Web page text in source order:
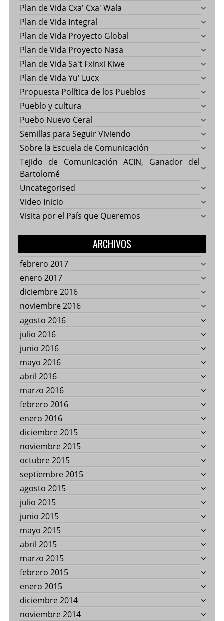
Plan de Vida Cxa' Cxa' Wala
Plan de Vida Integral
Plan de Vida Proyecto Global
Plan de Vida Proyecto Nasa
Plan de Vida Sa't Fxinxi Kiwe
Plan de Vida Yu' Lucx
Propuesta Política de los Pueblos
Pueblo y cultura
Puebo Nuevo Ceral
Semillas para Seguir Viviendo
Sobre la Escuela de Comunicación
Tejido de Comunicación ACIN, Ganador del
Bartolomé
Uncategorised
Video Inicio
Visita por el País que Queremos
ARCHIVOS
febrero 2017
enero 2017
diciembre 2016
noviembre 2016
agosto 2016
julio 2016
junio 2016
mayo 2016
abril 2016
marzo 2016
febrero 2016
enero 2016
diciembre 2015
noviembre 2015
octubre 2015
septiembre 2015
agosto 2015
julio 2015
junio 2015
mayo 2015
abril 2015
marzo 2015
febrero 2015
enero 2015
diciembre 2014
noviembre 2014